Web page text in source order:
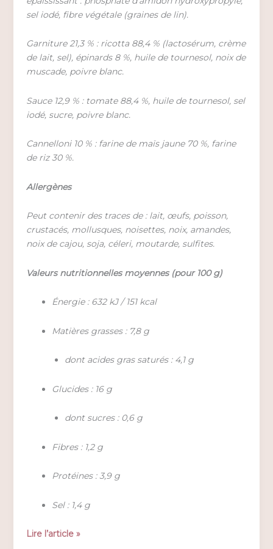
sel iodé, fibre végétale (graines de lin).
Garniture 21,3 % : ricotta 88,4 % (lactosérum, crème
de lait, sel), épinards 8 %, huile de tournesol, noix de
muscade, poivre blanc.
Sauce 12,9 % : tomate 88,4 %, huile de tournesol, sel
iodé, sucre, poivre blanc.
Cannelloni 10 % : farine de maïs jaune 70 %, farine
de riz 30 %.
Allergènes
Peut contenir des traces de : lait, œufs, poisson,
crustacés, mollusques, noisettes, noix, amandes,
noix de cajou, soja, céleri, moutarde, sulfites.
Valeurs nutritionnelles moyennes (pour 100 g)
Énergie : 632 kJ / 151 kcal
Matières grasses : 7,8 g
dont acides gras saturés : 4,1 g
Glucides : 16 g
dont sucres : 0,6 g
Fibres : 1,2 g
Protéines : 3,9 g
Sel : 1,4 g
Bliss
Lire l’article »